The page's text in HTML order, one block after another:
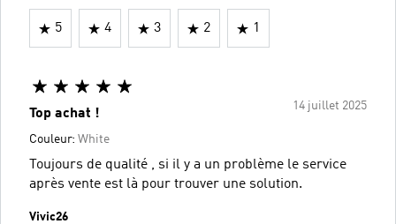
5 4 3 2 1
14 juillet 2025
Top achat !
Couleur: White
Toujours de qualité , si il y a un problème le service
après vente est là pour trouver une solution.
Vivic26